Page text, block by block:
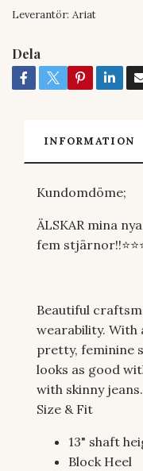
Leverantör: Ariat
Dela
INFORMATION
Kundomdöme;
ÄLSKAR mina
fem
Beautiful
wearability.
pretty, feminine
looks as good
with skinny jeans.
Size & Fit
13" shaft
Block Heel